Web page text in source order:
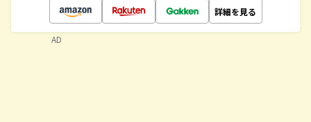
詳細を見る
AD